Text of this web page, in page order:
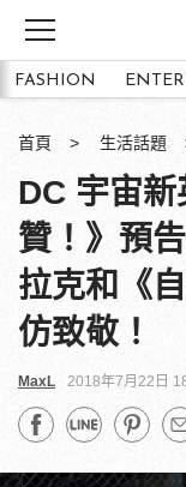
FASHION
首頁 生活話題
DC 宇宙
贊！》預
拉克和《
仿致敬！
MaxL 2018年7月22日